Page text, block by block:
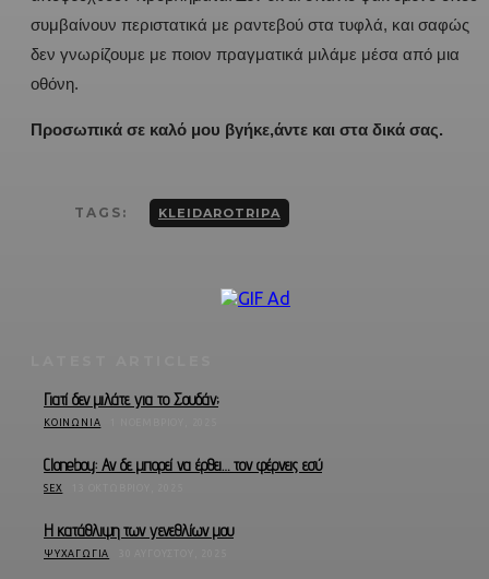
συμβαίνουν περιστατικά με ραντεβού στα τυφλά, και σαφώς
δεν γνωρίζουμε με ποιον πραγματικά μιλάμε μέσα από μια
οθόνη.
Προσωπικά σε καλό μου βγήκε,άντε και στα δικά σας.
TAGS: KLEIDAROTRIPA
Γιατί δεν μιλάτε για το Σουδάν;
ΚΟΙΝΩΝΊΑ
Cloneboy: Αν δε μπορεί να έρθει… τον φέρνεις εσύ
SEX
Η κατάθλιψη των γενεθλίων μου
ΨΥΧΑΓΩΓΊΑ